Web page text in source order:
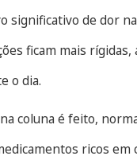
de dor
ficam mais
o dia.
coluna é feito,
ricos em